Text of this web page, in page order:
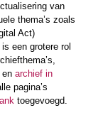
van
thema’s zoals
Act)
een grotere rol
archief in
pagina’s
toegevoegd.